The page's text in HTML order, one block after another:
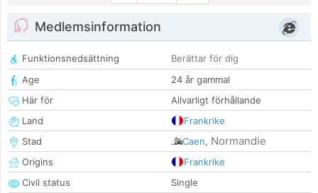
Medlemsinformation
Funktionsnedsättning
Berättar för dig
Age
24 år gammal
Här för
Allvarligt förhållande
Land
Frankrike
Stad
Caen, Normandie
Origins
Frankrike
Civil status
Single